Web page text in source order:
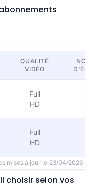
QUALITÉ
VIDÉO
Full
HD
Full
HD
mises à jour le 23/04/2026
choisir selon vos